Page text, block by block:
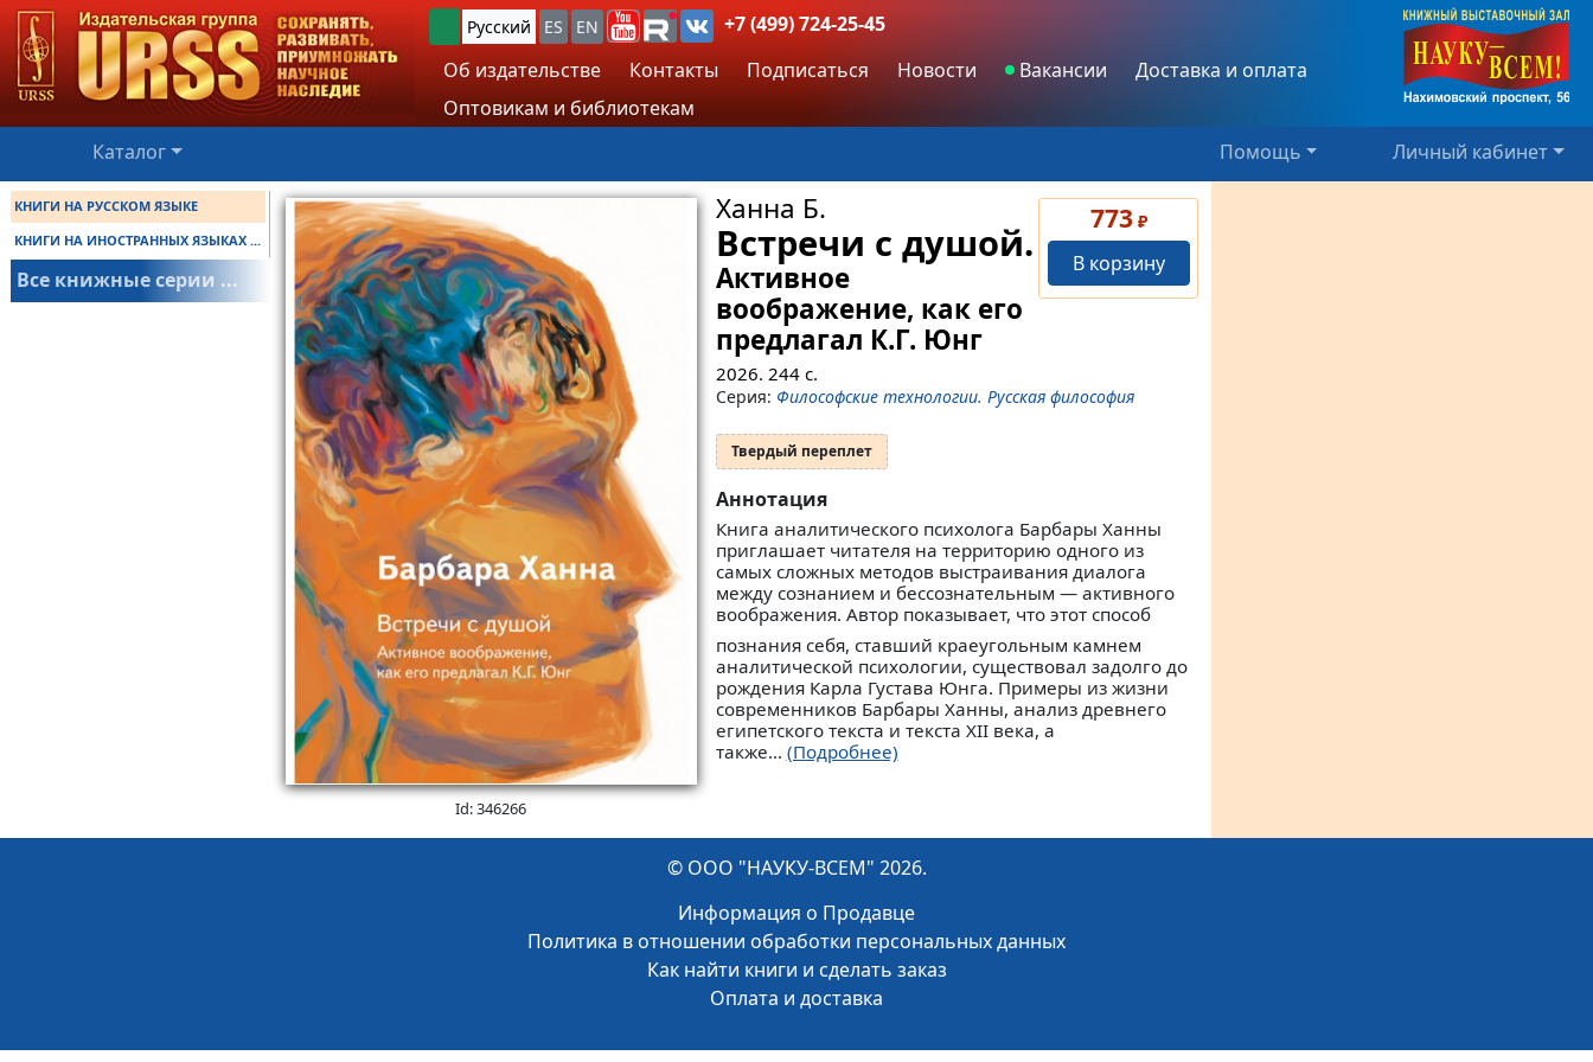
Русский ES EN
+7 (499) 724-25-45
Об издательстве
Контакты Подписаться Новости Вакансии
Доставка и оплата
Оптовикам и библиотекам
Каталог
Помощь Личный кабинет
КНИГИ НА РУССКОМ ЯЗЫКЕ
КНИГИ НА ИНОСТРАННЫХ ЯЗЫКАХ ...
Все книжные серии ...
Id: 346266
773₽
В корзину
Ханна Б.
Встречи с душой.
Активное
воображение, как его
предлагал К.Г. Юнг
2026. 244с.
Серия: Философские технологии. Русская философия
Твердый переплет
Аннотация
Книга аналитического психолога Барбары Ханны
приглашает читателя на территорию одного из
самых сложных методов выстраивания диалога
между сознанием и бессознательным — активного
воображения. Автор показывает, что этот способ
познания себя, ставший краеугольным камнем
аналитической психологии, существовал задолго до
рождения Карла Густава Юнга. Примеры из жизни
современников Барбары Ханны, анализ древнего
египетского текста и текста XII века, а
также... (Подробнее)
© ООО "НАУКУ-ВСЕМ" 2026.
Информация о Продавце
Политика в отношении обработки персональных данных
Как найти книги и сделать заказ
Оплата и доставка